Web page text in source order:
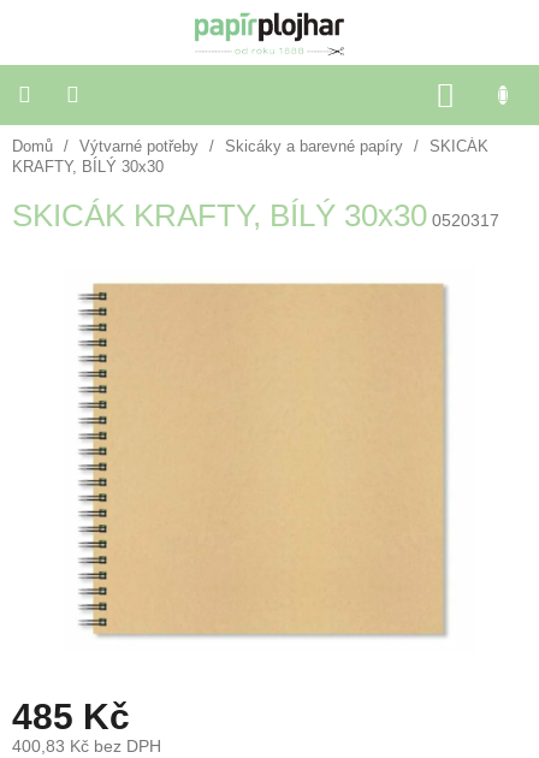
KOŠÍK
Balení
dárků
Dekorace
kancelář
Výtvarné
Festivalové
na
dárky
Domů / Výtvarné potřeby / Skicáky a barevné papíry /
SKICÁK
KRAFTY, BÍLÝ 30x30
SKICÁK KRAFTY, BÍLÝ 30x30 0520317
485 Kč
400,83 Kč bez DPH